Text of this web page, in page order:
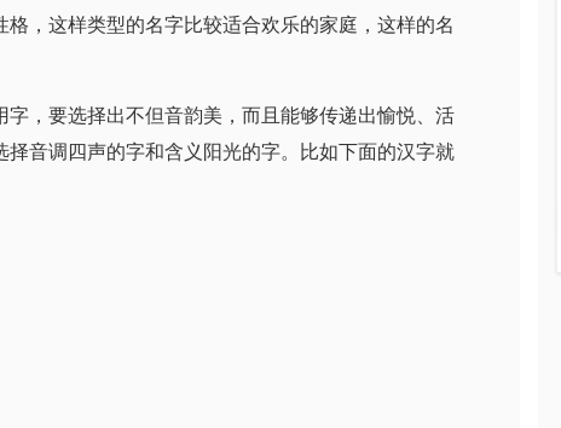
，这样类型的名字比较适合欢乐的家庭，这样的名
，要选择出不但音韵美，而且能够传递出愉悦、活
音调四声的字和含义阳光的字。比如下面的汉字就